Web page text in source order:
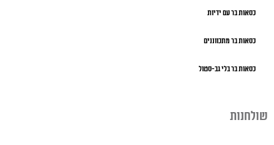
כסאות בר עם ידיות
כסאות בר מתכווננים
כסאות בר בלי גב-סטול
שולחנות